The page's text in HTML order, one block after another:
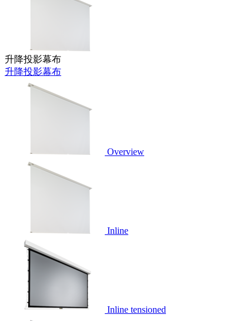
升降投影幕布
升降投影幕布
Overview
Inline
Inline tensioned